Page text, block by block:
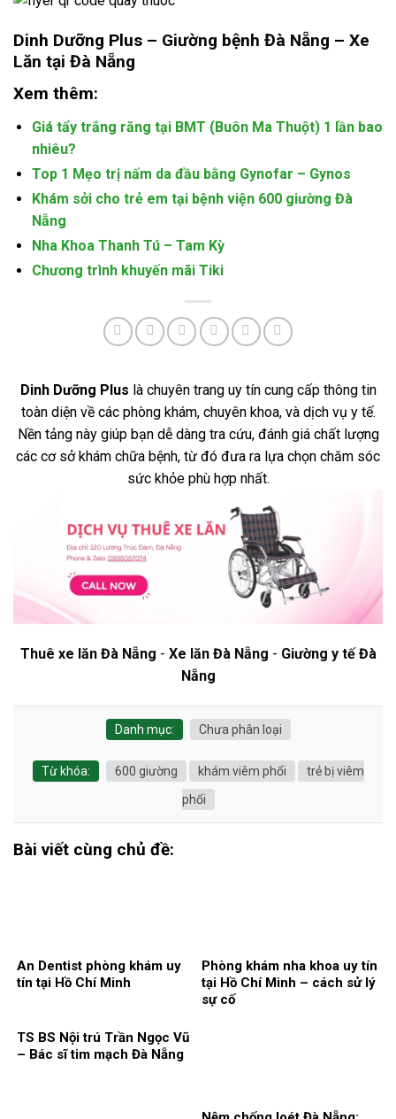
Dinh Dưỡng Plus – Giường bệnh Đà Nẵng – Xe
Lăn tại Đà Nẵng
Xem thêm:
Giá tẩy trắng răng tại BMT (Buôn Ma Thuột) 1 lần bao
nhiêu?
Top 1 Mẹo trị nấm da đầu bằng Gynofar – Gynos
Khám sởi cho trẻ em tại bệnh viện 600 giường Đà
Nẵng
Nha Khoa Thanh Tú – Tam Kỳ
Chương trình khuyến mãi Tiki
Dinh Dưỡng Plus là chuyên trang uy tín cung cấp thông tin
toàn diện về các phòng khám, chuyên khoa, và dịch vụ y tế.
Nền tảng này giúp bạn dễ dàng tra cứu, đánh giá chất lượng
các cơ sở khám chữa bệnh, từ đó đưa ra lựa chọn chăm sóc
sức khỏe phù hợp nhất.
Thuê xe lăn Đà Nẵng - Xe lăn Đà Nẵng - Giường y tế Đà
Nẵng
Danh mục: Chưa phân loại
Từ khóa: 600 giường khám viêm phổi
trẻ bị viêm
phổi
Bài viết cùng chủ đề:
An Dentist phòng khám uy
tín tại Hồ Chí Minh
Phòng khám nha khoa uy tín
tại Hồ Chí Minh – cách sử lý
sự cố
TS BS Nội trú Trần Ngọc Vũ
– Bác sĩ tim mạch Đà Nẵng